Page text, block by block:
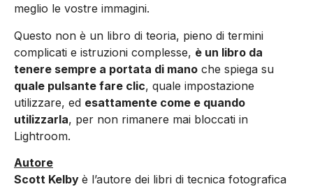
meglio le vostre immagini.
Questo non è un libro di teoria, pieno di termini
complicati e istruzioni complesse, è un libro da
tenere sempre a portata di mano che spiega su
quale pulsante fare clic, quale impostazione
utilizzare, ed esattamente come e quando
utilizzarla, per non rimanere mai bloccati in
Lightroom.
Autore
Scott Kelby è l’autore dei libri di tecnica fotografica